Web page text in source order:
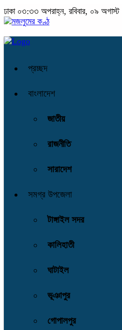
ঢাকা ০৩:৩৩ অপরাহ্ন, রবিবার, ০৯ অগাস্ট
প্রচ্ছদ
বাংলাদেশ
জাতীয়
রাজনীতি
সারাদেশ
সমগ্র উপজেলা
টাঙ্গাইল সদর
কালিহাতী
ঘাটাইল
ভূঞাপুর
গোপালপুর